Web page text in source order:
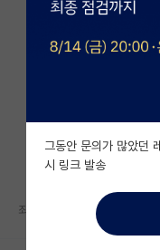
전체글보기
베스트 게시판
자유 게시판(아무개
미국 유학 게시판
미국 대학원 합격
대학원생 모집 게시판
죄송합니다.
그동안 문의가 많았던
시 링크 발송